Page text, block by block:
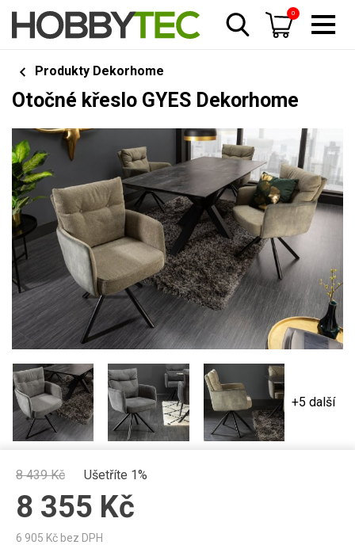
0
Produkty Dekorhome
Otočné křeslo GYES Dekorhome
+5 další
8 439Kč Ušetříte 1%
8 355 Kč
6 905 Kč bez DPH